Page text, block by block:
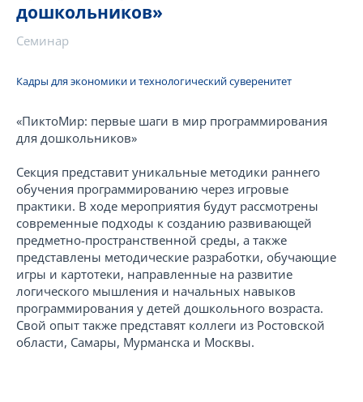
дошкольников»
Семинар
Кадры для экономики и технологический суверенитет
«ПиктоМир: первые шаги в мир программирования
для дошкольников»
Секция представит уникальные методики раннего
обучения программированию через игровые
практики. В ходе мероприятия будут рассмотрены
современные подходы к созданию развивающей
предметно-пространственной среды, а также
представлены методические разработки, обучающие
игры и картотеки, направленные на развитие
логического мышления и начальных навыков
программирования у детей дошкольного возраста.
Свой опыт также представят коллеги из Ростовской
области, Самары, Мурманска и Москвы.